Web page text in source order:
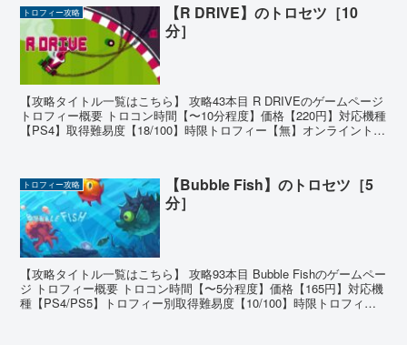
トロフィー攻略
【R DRIVE】のトロセツ［10
分］
【攻略タイトル一覧はこちら】 攻略43本目 R DRIVEのゲームページ
トロフィー概要 トロコン時間【〜10分程度】価格【220円】対応機種
【PS4】取得難易度【18/100】時限トロフィー【無】オンライントロ
トロフィー攻略
【Bubble Fish】のトロセツ［5
分］
【攻略タイトル一覧はこちら】 攻略93本目 Bubble Fishのゲームペー
ジ トロフィー概要 トロコン時間【〜5分程度】価格【165円】対応機
種【PS4/PS5】トロフィー別取得難易度【10/100】時限トロフィー